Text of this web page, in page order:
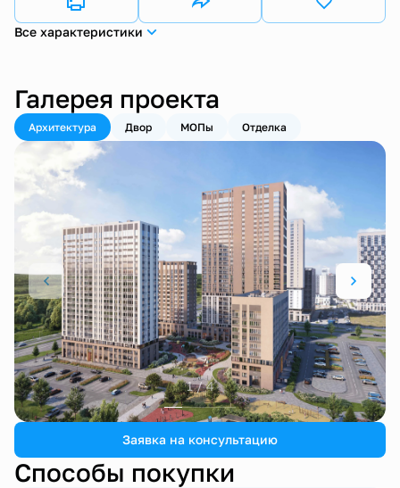
Все характеристики
Галерея проекта
Архитектура Двор МОПы Отделка
1 / 4
Заявка на консультацию
Способы покупки